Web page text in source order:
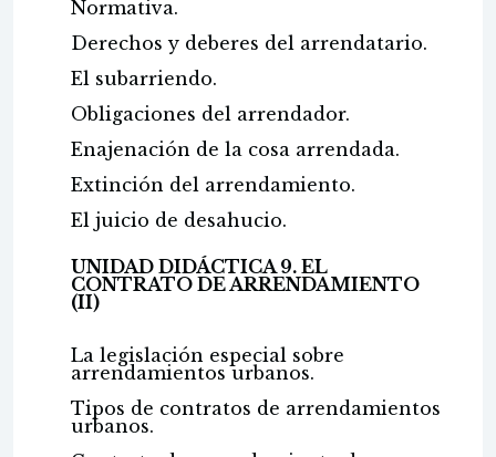
Normativa.
Derechos y deberes del arrendatario.
El subarriendo.
Obligaciones del arrendador.
Enajenación de la cosa arrendada.
Extinción del arrendamiento.
El juicio de desahucio.
UNIDAD DIDÁCTICA 9. EL
CONTRATO DE ARRENDAMIENTO
(II)
La legislación especial sobre
arrendamientos urbanos.
Tipos de contratos de arrendamientos
urbanos.